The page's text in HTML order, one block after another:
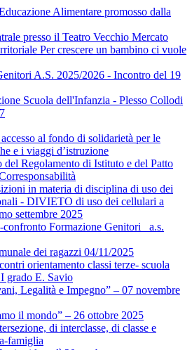
Alimentare promosso dalla
presso il Teatro Vecchio Mercato
Per crescere un bambino ci vuole
A.S. 2025/2026 - Incontro del 19
Scuola dell'Infanzia - Plesso Collodi
al fondo di solidarietà per le
e i viaggi d’istruzione
del Regolamento di Istituto e del Patto
in materia di disciplina di uso dei
- DIVIETO di uso dei cellulari a
settembre 2025
Formazione Genitori_ a.s.
dei ragazzi 04/11/2025
orientamento classi terze- scuola
grado E. Savio
Legalità e Impegno” – 07 novembre
il mondo” – 26 ottobre 2025
di interclasse, di classe e
famiglia